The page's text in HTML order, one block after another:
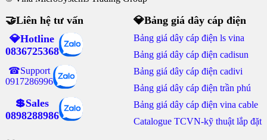
🤝Liên hệ tư vấn
💎Hotline
0836725368
☎Support
0917286996
💲Sales
0898288986
💎Bảng giá dây cáp điện
Bảng giá dây cáp điện ls vina
Bảng giá dây cáp điện cadisun
Bảng giá dây cáp điện cadivi
Bảng giá dây cáp điện trần phú
Bảng giá dây cáp điện vina cable
Catalogue TCVN-kỹ thuật lắp đặt